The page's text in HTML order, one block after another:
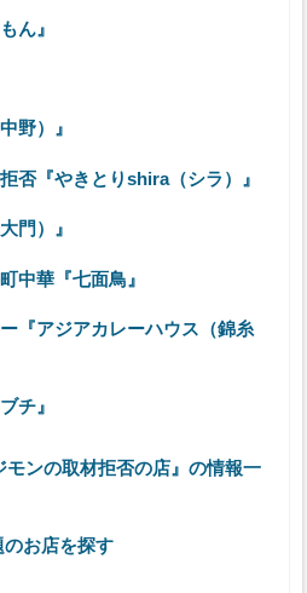
ん』
野）』
否『やきとりshira（シラ）』
門）』
中華『七面鳥』
『アジアカレーハウス（錦糸
チ』
モンの取材拒否の店』の情報一
お店を探す